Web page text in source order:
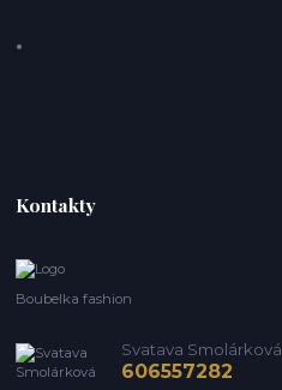
Kontakty
Boubelka fashion
Svatava Smolárková
606557282